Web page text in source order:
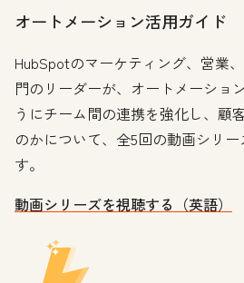
オートメーション活用ガイド
HubSpotのマーケティング、営業
門のリーダーが、オートメーショ
うにチーム間の連携を強化し、顧
のかについて、全5回の動画シリ
す。
動画シリーズを視聴する（英語）